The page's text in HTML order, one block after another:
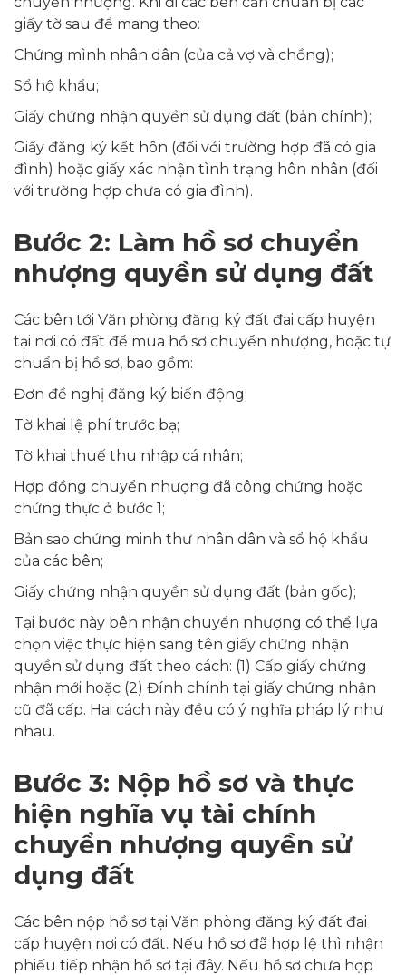
giấy tờ sau để mang theo:
Chứng mình nhân dân (của cả vợ và chồng);
Sổ hộ khẩu;
Giấy chứng nhận quyền sử dụng đất (bản chính);
Giấy đăng ký kết hôn (đối với trường hợp đã có gia
đình) hoặc giấy xác nhận tình trạng hôn nhân (đối
với trường hợp chưa có gia đình).
Bước 2: Làm hồ sơ chuyển
nhượng quyền sử dụng đất
Các bên tới Văn phòng đăng ký đất đai cấp huyện
tại nơi có đất để mua hồ sơ chuyển nhượng, hoặc tự
chuẩn bị hồ sơ, bao gồm:
Đơn đề nghị đăng ký biến động;
Tờ khai lệ phí trước bạ;
Tờ khai thuế thu nhập cá nhân;
Hợp đồng chuyển nhượng đã công chứng hoặc
chứng thực ở bước 1;
Bản sao chứng minh thư nhân dân và sổ hộ khẩu
của các bên;
Giấy chứng nhận quyền sử dụng đất (bản gốc);
Tại bước này bên nhận chuyển nhượng có thể lựa
chọn việc thực hiện sang tên giấy chứng nhận
quyền sử dụng đất theo cách: (1) Cấp giấy chứng
nhận mới hoặc (2) Đính chính tại giấy chứng nhận
cũ đã cấp. Hai cách này đều có ý nghĩa pháp lý như
nhau.
Bước 3: Nộp hồ sơ và thực
hiện nghĩa vụ tài chính
chuyển nhượng quyền sử
dụng đất
Các bên nộp hồ sơ tại Văn phòng đăng ký đất đai
cấp huyện nơi có đất. Nếu hồ sơ đã hợp lệ thì nhận
phiếu tiếp nhận hồ sơ tại đây. Nếu hồ sơ chưa hợp